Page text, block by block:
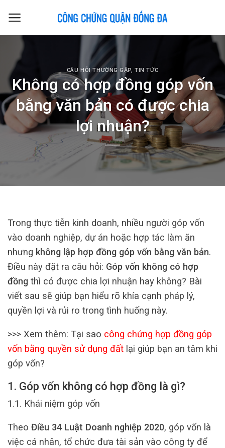
CÂU HỎI THƯỜNG GẶP,TIN TỨC
Không có hợp đồng góp vốn
bằng văn bản có được chia
lợi nhuận?
Trong thực tiễn kinh doanh, nhiều người góp vốn
vào doanh nghiệp, dự án hoặc hợp tác làm ăn
nhưng không lập hợp đồng góp vốn bằng văn bản.
Điều này đặt ra câu hỏi: Góp vốn không có hợp
đồng thì có được chia lợi nhuận hay không? Bài
viết sau sẽ giúp bạn hiểu rõ khía cạnh pháp lý,
quyền lợi và rủi ro trong tình huống này.
>>> Xem thêm: Tại sao công chứng hợp đồng góp
vốn bằng quyền sử dụng đất lại giúp bạn an tâm khi
góp vốn?
1. Góp vốn không có hợp đồng là gì?
1.1. Khái niệm góp vốn
Theo Điều 34 Luật Doanh nghiệp 2020, góp vốn là
việc cá nhân, tổ chức đưa tài sản vào công ty để